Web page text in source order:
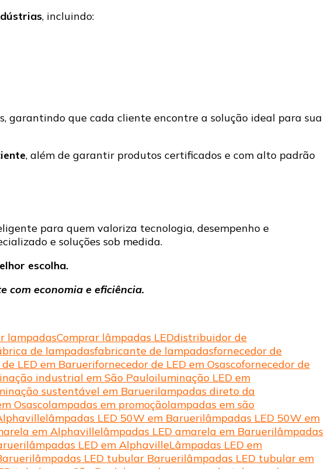
, incluindo:
garantindo que cada cliente encontre a solução ideal para sua
, além de garantir produtos certificados e com alto padrão
para quem valoriza tecnologia, desempenho e
e soluções sob medida.
escolha.
com economia e eficiência.
lampadasComprar lâmpadas LEDdistribuidor de
de lampadasfabricante de lampadasfornecedor de
LED em Baruerifornecedor de LED em Osascofornecedor de
industrial em São Pauloiluminação LED em
sustentável em Baruerilampadas direto da
Osascolampadas em promoçãolampadas em são
lâmpadas LED 50W em Baruerilâmpadas LED 50W em
em Alphavillelâmpadas LED amarela em Baruerilâmpadas
lâmpadas LED em AlphavilleLâmpadas LED em
lâmpadas LED tubular Baruerilâmpadas LED tubular em